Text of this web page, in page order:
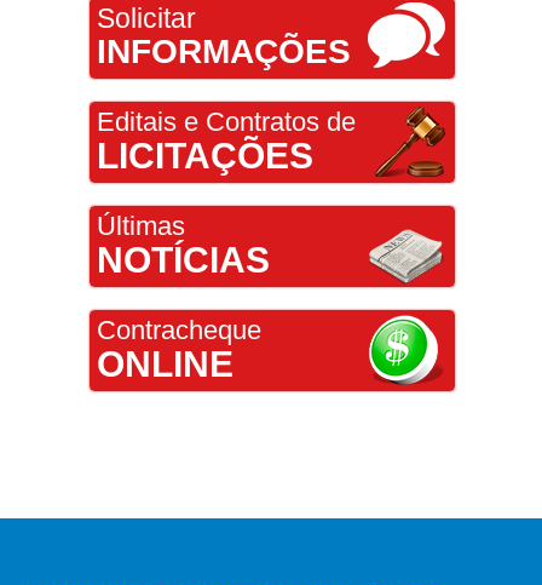
Solicitar
INFORMAÇÕES
Editais e Contratos de
LICITAÇÕES
Últimas
NOTÍCIAS
Contracheque
ONLINE